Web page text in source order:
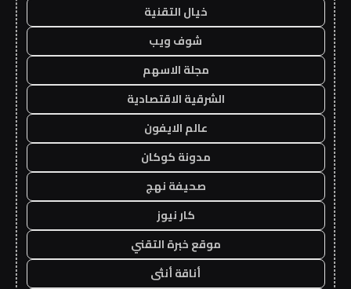
خيال التقنية
شوف ويب
مجلة الاسهم
الشرقية الاقتصادية
عالم الايفون
مدونة كوكان
صحيفة نهج
كار نيوز
موقع خبرة التقني
أناقة أنثى